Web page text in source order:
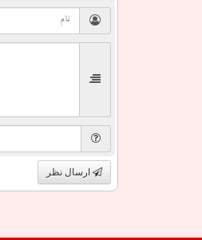
ارسال نظر